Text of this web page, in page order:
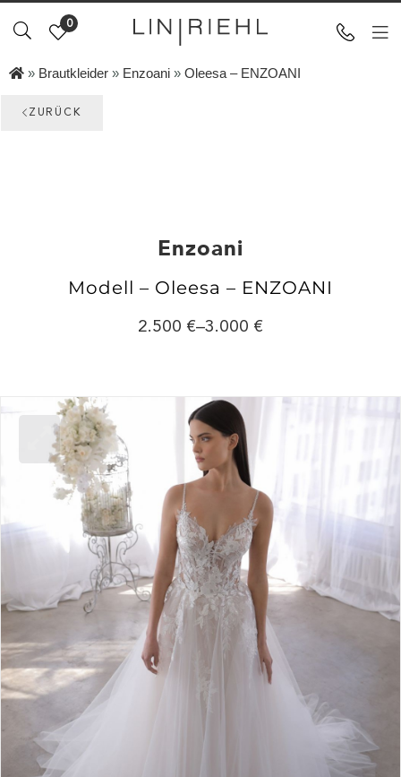
0
» Brautkleider » Enzoani » Oleesa – ENZOANI
ZURÜCK
Enzoani
Modell – Oleesa – ENZOANI
2.500 –3.000